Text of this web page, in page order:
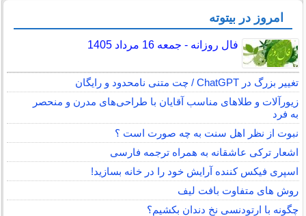
امروز در بیتوته
فال روزانه - جمعه 16 مرداد 1405
تغییر بزرگ در ChatGPT / چت متنی نامحدود و رایگان
زیورآلات و طلاهای مناسب آقایان با طراحی‌های مدرن و منحصر
به فرد
نبوت از نظر اهل سنت به چه صورت است ؟
اشعار ترکی عاشقانه به همراه ترجمه فارسی
اسپری فیکس کننده آرایش خود را در خانه بسازید!
روش های متفاوت بافت لیف
چگونه با ارتودنسی نخ دندان بکشیم؟